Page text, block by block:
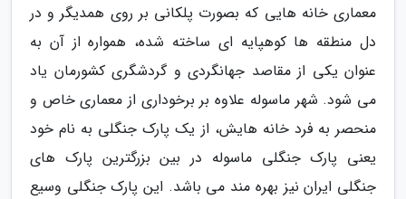
معماری خانه هایی که بصورت پلکانی بر روی همدیگر و در
دل منطقه ها کوهپایه ای ساخته شده، همواره از آن به
عنوان یکی از مقاصد جهانگردی و گردشگری کشورمان یاد
می شود. شهر ماسوله علاوه بر برخوداری از معماری خاص و
منحصر به فرد خانه هایش، از یک پارک جنگلی به نام خود
یعنی پارک جنگلی ماسوله در بین بزرگترین پارک های
جنگلی ایران نیز بهره مند می باشد. این پارک جنگلی وسیع